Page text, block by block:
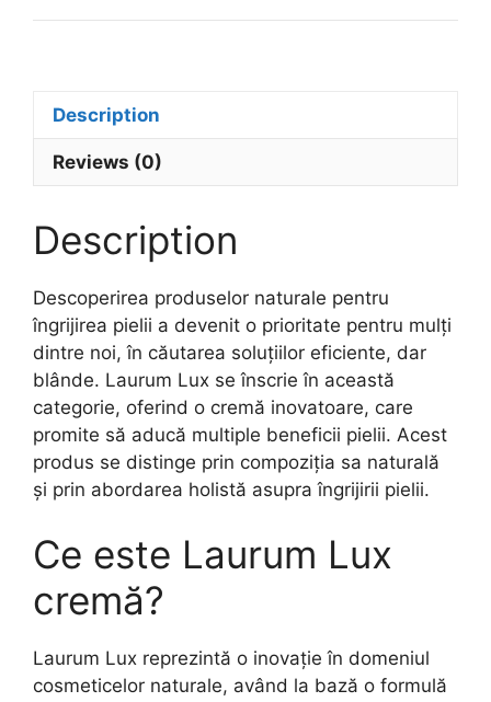
Description
Reviews (0)
Description
Descoperirea produselor naturale pentru
îngrijirea pielii a devenit o prioritate pentru mulți
dintre noi, în căutarea soluțiilor eficiente, dar
blânde. Laurum Lux se înscrie în această
categorie, oferind o cremă inovatoare, care
promite să aducă multiple beneficii pielii. Acest
produs se distinge prin compoziția sa naturală
și prin abordarea holistă asupra îngrijirii pielii.
Ce este Laurum Lux
cremă?
Laurum Lux reprezintă o inovație în domeniul
cosmeticelor naturale, având la bază o formulă